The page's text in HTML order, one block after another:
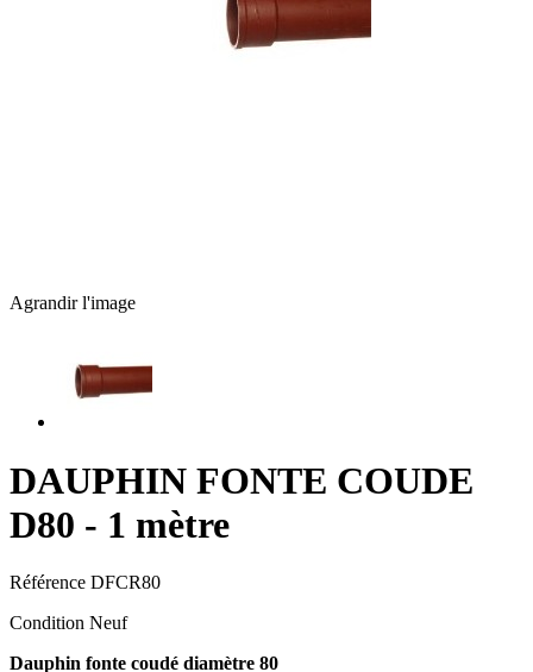
Agrandir l'image
DAUPHIN FONTE COUDE
D80 - 1 mètre
Référence DFCR80
Condition Neuf
Dauphin fonte coudé diamètre 80